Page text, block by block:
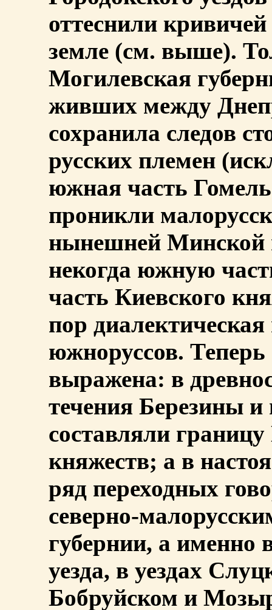
оттеснили
земле (см. выше).
Могилевская
живших между
сохранила следов
русских племен
южная часть
проникли
нынешней Минской
некогда южную
часть Киевского
пор диалектическая
южноруссов. Теперь
выражена: в
течения Березины
составляли
княжеств; а в
ряд переходных
северно-
губернии, а
уезда, в уездах
Бобруйском и